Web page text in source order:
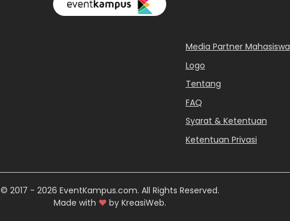
Media Partner Mahasiswa
Logo
Tentang
FAQ
Syarat & Ketentuan
Ketentuan Privasi
© 2017 - 2026 EventKampus.com. All Rights Reserved.
Made with ♥ by KreasiWeb.